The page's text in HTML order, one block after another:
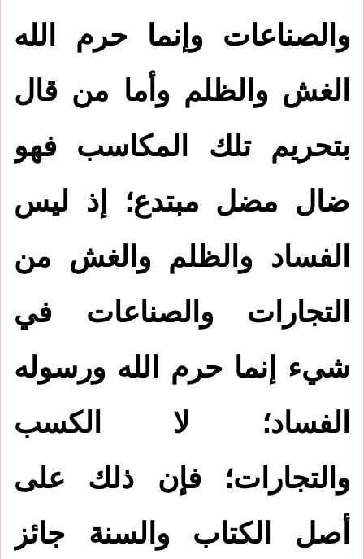
والصناعات وإنما حرم الله
الغش والظلم وأما من قال
بتحريم تلك المكاسب فهو
ضال مضل مبتدع؛ إذ ليس
الفساد والظلم والغش من
التجارات والصناعات في
شيء إنما حرم الله ورسوله
الفساد؛ لا الكسب
والتجارات؛ فإن ذلك على
أصل الكتاب والسنة جائز